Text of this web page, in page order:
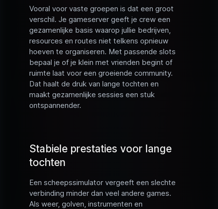
Vooral voor vaste groepen is dat een groot
verschil. Je gameserver geeft je crew een
gezamenlijke basis waarop jullie bedrijven,
resources en routes niet telkens opnieuw
hoeven te organiseren. Met passende slots
bepaal je of je klein met vrienden begint of
ruimte laat voor een groeiende community.
Dat haalt de druk van lange tochten en
maakt gezamenlijke sessies een stuk
ontspannender.
Stabiele prestaties voor lange
tochten
Een scheepssimulator vergeeft een slechte
verbinding minder dan veel andere games.
Als weer, golven, instrumenten en